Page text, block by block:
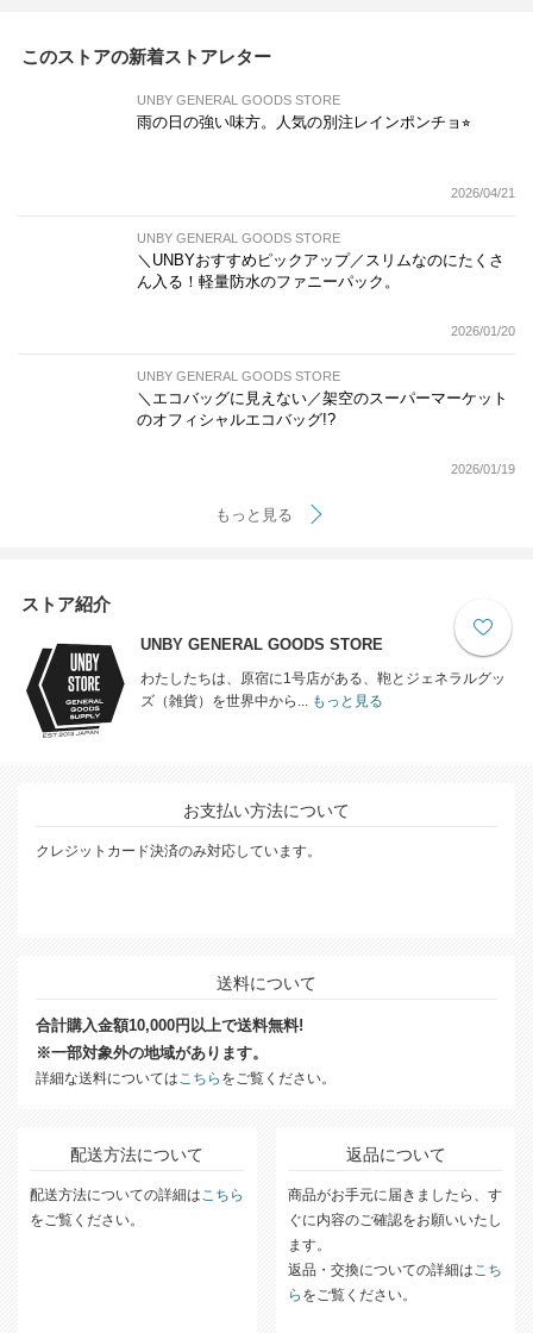
このストアの新着ストアレター
UNBY GENERAL GOODS STORE
雨の日の強い味方。人気の別注レインポンチョ⭐︎
2026/04/21
UNBY GENERAL GOODS STORE
＼UNBYおすすめピックアップ／スリムなのにたくさ
ん入る！軽量防水のファニーパック。
2026/01/20
UNBY GENERAL GOODS STORE
＼エコバッグに見えない／架空のスーパーマーケット
のオフィシャルエコバッグ!?
2026/01/19
もっと見る
ストア紹介
UNBY GENERAL GOODS STORE
わたしたちは、原宿に1号店がある、鞄とジェネラルグッ
ズ（雑貨）を世界中から...もっと見る
お支払い方法について
クレジットカード決済のみ対応しています。
送料について
合計購入金額10,000円以上で送料無料!
※一部対象外の地域があります。
詳細な送料についてはこちら をご覧ください。
配送方法について
配送方法についての詳細はこちら
をご覧ください。
返品について
商品がお手元に届きましたら、す
ぐに内容のご確認をお願いいたし
ます。
返品・交換についての詳細はこち
ら をご覧ください。